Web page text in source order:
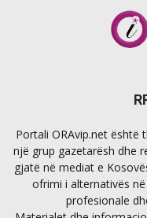
Portali ORAvip.net është
një grup gazetarësh dhe
gjatë në mediat e
ofrimi i alternativës
profesionale